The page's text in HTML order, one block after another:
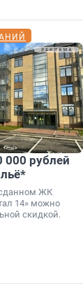
000 рублей
сданном ЖК
14» можно
скидкой.